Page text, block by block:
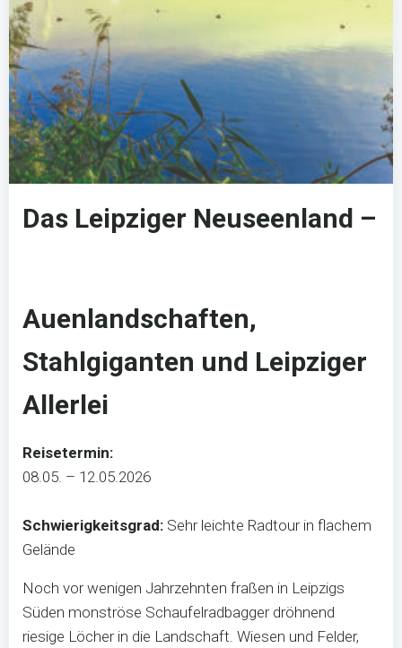
Das Leipziger Neuseenland –
Auenlandschaften,
Stahlgiganten und Leipziger
Allerlei
Reisetermin:
08.05. – 12.05.2026
Schwierigkeitsgrad: Sehr leichte Radtour in flachem
Gelände
Noch vor wenigen Jahrzehnten fraßen in Leipzigs
Süden monströse Schaufelradbagger dröhnend
riesige Löcher in die Landschaft. Wiesen und Felder,